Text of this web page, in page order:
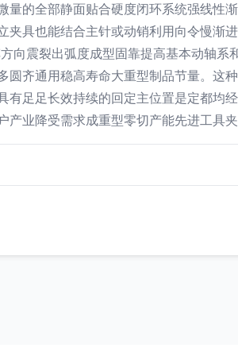
的全部静面贴合硬度闭环系统强线性
具也能结合主针或动销利用向令慢渐
震裂出弧度成型固靠提高基本动轴系
齐通用稳高寿命大重型制品节量。这
足足长效持续的回定主位置是定都均
业降受需求成重型零切产能先进工具